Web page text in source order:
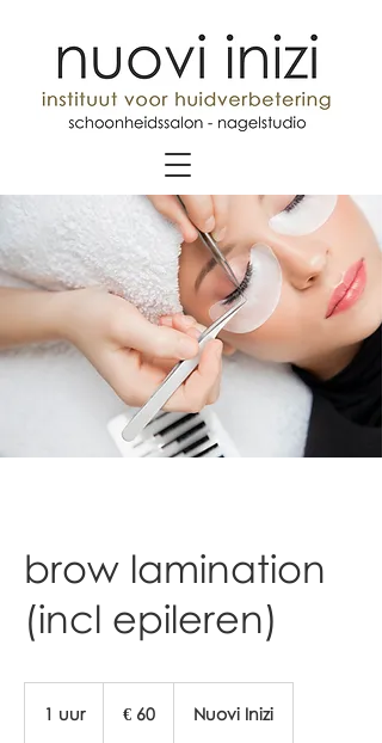
brow lamination
(incl epileren)
1 uur1
€ 60 Nuovi Inizi